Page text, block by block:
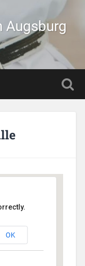
Augsburg
OK